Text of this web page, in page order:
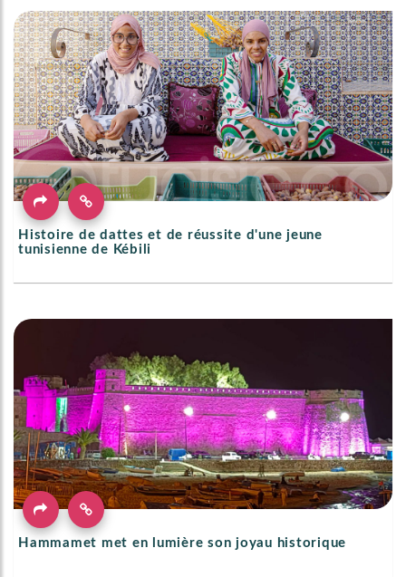
Histoire de dattes et de réussite d'une jeune
tunisienne de Kébili
Hammamet met en lumière son joyau historique